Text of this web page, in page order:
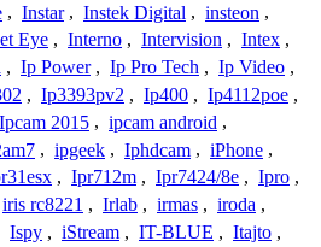
, Instar , Instek Digital , insteon ,
Eye , Interno , Intervision , Intex ,
, Ip Power , Ip Pro Tech , Ip Video ,
, Ip3393pv2 , Ip400 , Ip4112poe ,
Ipcam 2015 , ipcam android ,
, ipgeek , Iphdcam , iPhone ,
, Ipr712m , Ipr7424/8e , Ipro ,
iris rc8221 , Irlab , irmas , iroda ,
Ispy , iStream , IT-BLUE , Itajto ,